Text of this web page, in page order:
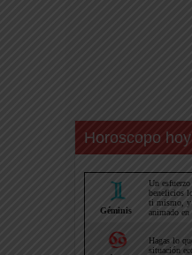
Horoscopo hoy